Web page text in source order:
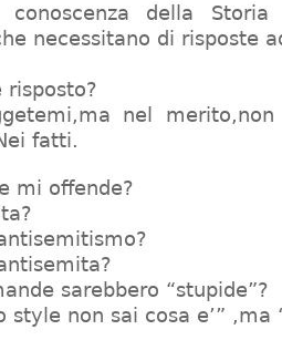
conoscenza della
necessitano di risposte
risposto?
nel
fatti.
mi offende?
sarebbero “stupide”?
style non sai cosa e’” ,ma